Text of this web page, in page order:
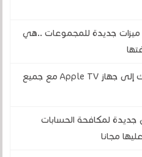
ميزات جديدة للمجموعات ..هي
تطبيق يقوم بتحويل تلفازك إلى جهاز Apple TV مع جميع
لمكافحة الحسابات
مجانا